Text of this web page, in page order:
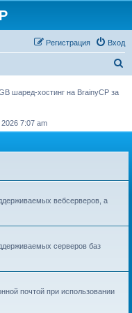
Вход
Регистрация
к
шаред-хостинг на BrainyCP за
7:07 am
вебсерверов, а
серверов баз
почтой при использовании